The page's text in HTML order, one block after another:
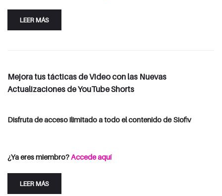
LEER MÁS
Mejora tus tácticas de Video con las Nuevas
Actualizaciones de YouTube Shorts
Disfruta de acceso ilimitado a todo el contenido de Siofiv
¿Ya eres miembro?Accede aquí
LEER MÁS